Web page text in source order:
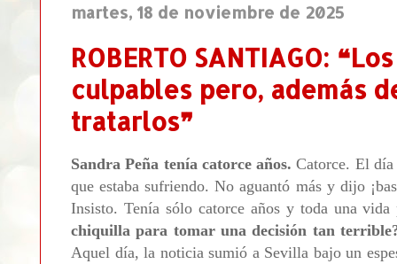
martes, 18 de noviembre de 2025
ROBERTO SANTIAGO:
culpables pero, además
tratarlos❞
Sandra Peña tenía catorce años. Catorce. El
que estaba sufriendo. No aguantó más y dijo
Insisto. Tenía sólo catorce años y toda una
chiquilla para tomar una decisión tan
Aquel día, la noticia sumió a Sevilla bajo un